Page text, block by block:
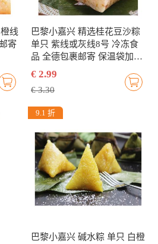
线
寄
巴黎小嘉兴 精选桂花豆沙粽
单只 紫线或灰线8号 冷冻食
品 全德包裹邮寄 保温袋加冰
袋打包
€ 2.99
€ 3.30
9.1 折
巴黎小嘉兴 碱水粽 单只 白橙